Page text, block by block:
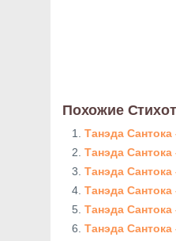
Похожие
Танэда Сантока
Танэда
Танэда
Танэда Сантока
Танэда Сантока
Танэда